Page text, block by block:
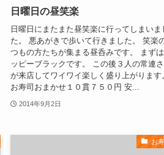
日曜日の昼笑楽
日曜日にまたまた昼笑楽に行ってしまいま
た。 悪あがきで歩いて行きました。 笑楽
つもの方たちが集まる昼呑みです。 まず
ッピーブラックです。 この後３人の常連
が来店してワイワイ楽しく盛り上がります
お寿司おまかせ１０貫７５０円 安...
2014年9月2日
お